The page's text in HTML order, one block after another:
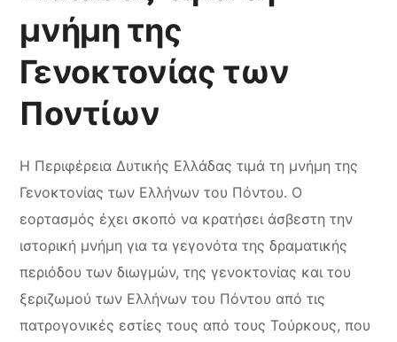
μνήμη της
Γενοκτονίας των
Ποντίων
Η Περιφέρεια Δυτικής Ελλάδας τιμά τη μνήμη της
Γενοκτονίας των Ελλήνων του Πόντου. Ο
εορτασμός έχει σκοπό να κρατήσει άσβεστη την
ιστορική μνήμη για τα γεγονότα της δραματικής
περιόδου των διωγμών, της γενοκτονίας και του
ξεριζωμού των Ελλήνων του Πόντου από τις
πατρογονικές εστίες τους από τους Τούρκους, που